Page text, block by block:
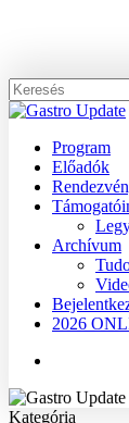
content
Close
Menu
Program
Előadók
Archívum
2026
Kategória